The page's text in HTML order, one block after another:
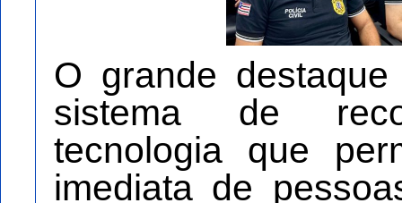
O grande
sistema de
tecnologia que
imediata de